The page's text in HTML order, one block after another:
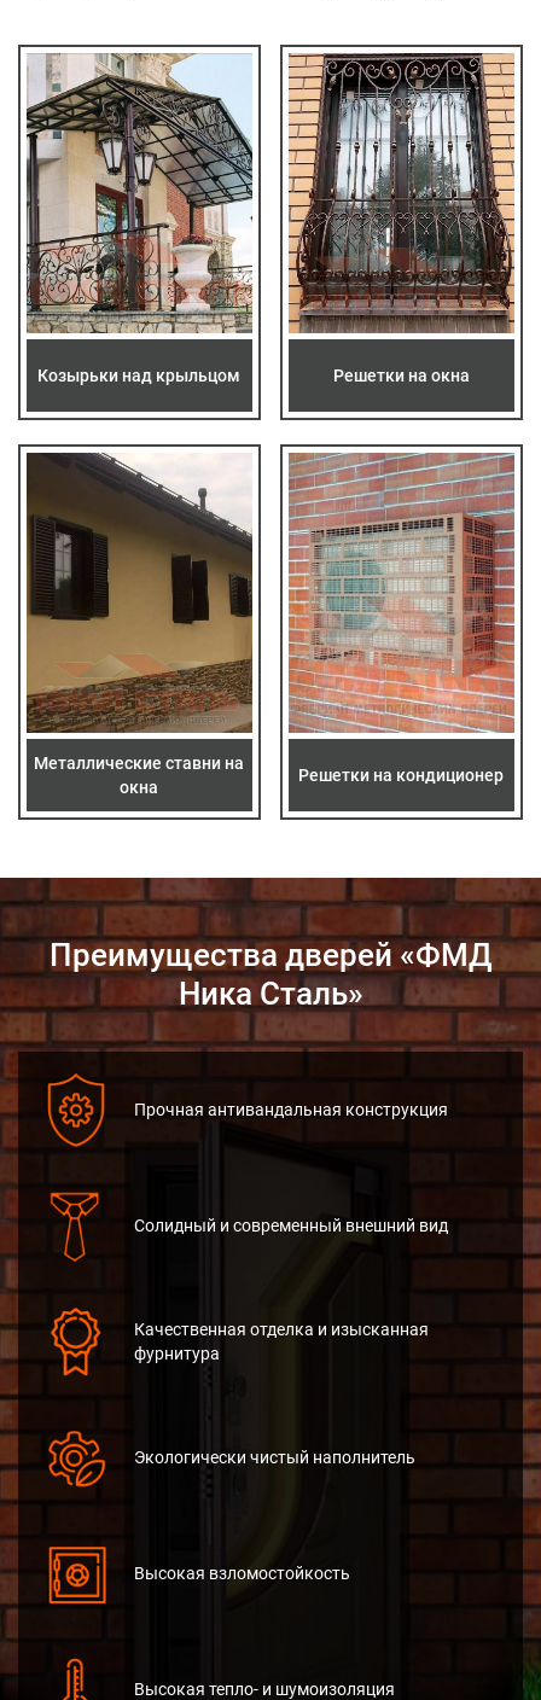
Козырьки над крыльцом Решетки на окна
Металлические ставни на
окна
Решетки на кондиционер
Преимущества дверей «ФМД
Ника Сталь»
Прочная антивандальная конструкция
Cолидный и современный внешний вид
Качественная отделка и изысканная
фурнитура
Экологически чистый наполнитель
Высокая взломостойкость
Высокая тепло- и шумоизоляция